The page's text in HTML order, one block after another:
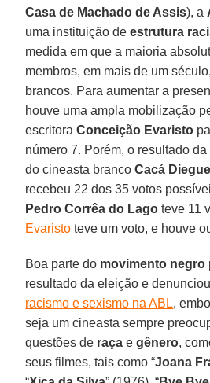
Casa de Machado de Assis), a
uma instituição deestrutura
medida em que a maioria
membros, em mais de um
brancos. Para aumentar a
houve uma ampla mobilização
escritoraConceição Evaristo
número 7. Porém, o resultado
do cineasta brancoCacá
recebeu 22 dos 35 votos
Pedro Corrêa do Lago teve 11
Evaristo teve um voto, e houve
Boa parte do movimento negro
resultado da eleição e
racismo e sexismo na ABL,
seja um cineasta sempre
questões de raça egênero,
seus filmes, tais como “Joana